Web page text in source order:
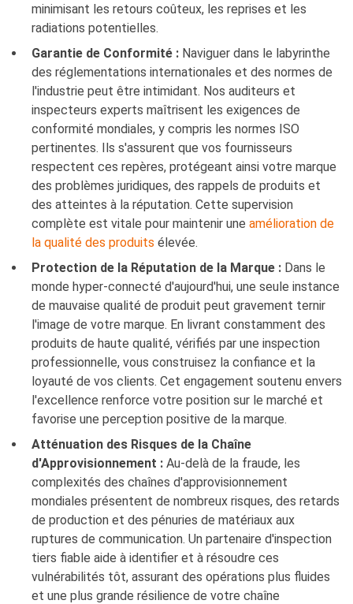
minimisant les retours coûteux, les reprises et les
radiations potentielles.
Garantie de Conformité : Naviguer dans le labyrinthe
des réglementations internationales et des normes de
l'industrie peut être intimidant. Nos auditeurs et
inspecteurs experts maîtrisent les exigences de
conformité mondiales, y compris les normes ISO
pertinentes. Ils s'assurent que vos fournisseurs
respectent ces repères, protégeant ainsi votre marque
des problèmes juridiques, des rappels de produits et
des atteintes à la réputation. Cette supervision
complète est vitale pour maintenir une amélioration de
la qualité des produits élevée.
Protection de la Réputation de la Marque : Dans le
monde hyper-connecté d'aujourd'hui, une seule instance
de mauvaise qualité de produit peut gravement ternir
l'image de votre marque. En livrant constamment des
produits de haute qualité, vérifiés par une inspection
professionnelle, vous construisez la confiance et la
loyauté de vos clients. Cet engagement soutenu envers
l'excellence renforce votre position sur le marché et
favorise une perception positive de la marque.
Atténuation des Risques de la Chaîne
d'Approvisionnement : Au-delà de la fraude, les
complexités des chaînes d'approvisionnement
mondiales présentent de nombreux risques, des retards
de production et des pénuries de matériaux aux
ruptures de communication. Un partenaire d'inspection
tiers fiable aide à identifier et à résoudre ces
vulnérabilités tôt, assurant des opérations plus fluides
et une plus grande résilience de votre chaîne